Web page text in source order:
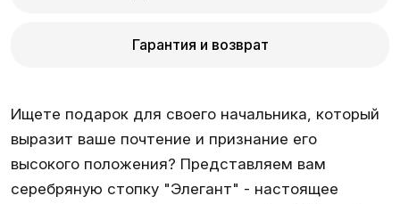
Гарантия и возврат
Ищете подарок для своего начальника, который
выразит ваше почтение и признание его
высокого положения? Представляем вам
серебряную стопку "Элегант" - настоящее